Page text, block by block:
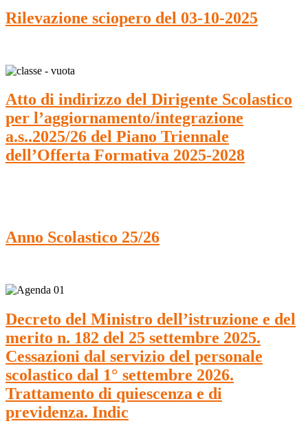
Rilevazione sciopero del 03-10-2025
Atto di indirizzo del Dirigente Scolastico
per l’aggiornamento/integrazione
a.s..2025/26 del Piano Triennale
dell’Offerta Formativa 2025-2028
Anno Scolastico 25/26
Decreto del Ministro dell’istruzione e del
merito n. 182 del 25 settembre 2025.
Cessazioni dal servizio del personale
scolastico dal 1° settembre 2026.
Trattamento di quiescenza e di
previdenza. Indic